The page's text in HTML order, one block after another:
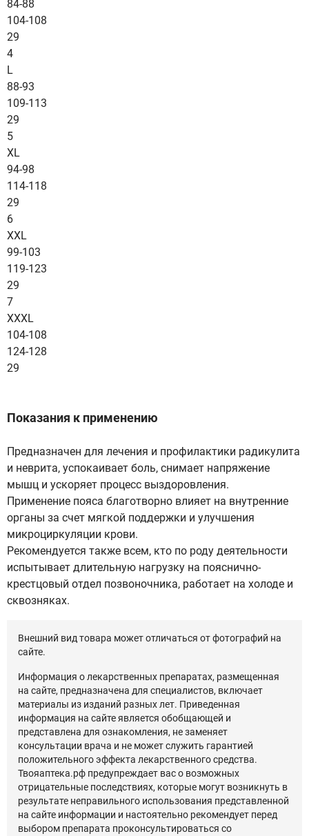
84-88
104-108
29
4
L
88-93
109-113
29
5
XL
94-98
114-118
29
6
XXL
99-103
119-123
29
7
XXXL
104-108
124-128
29
Показания к применению
Предназначен для лечения и профилактики радикулита
и неврита, успокаивает боль, снимает напряжение
мышц и ускоряет процесс выздоровления.
Применение пояса благотворно влияет на внутренние
органы за счет мягкой поддержки и улучшения
микроциркуляции крови.
Рекомендуется также всем, кто по роду деятельности
испытывает длительную нагрузку на пояснично-
крестцовый отдел позвоночника, работает на холоде и
сквозняках.
Внешний вид товара может отличаться от фотографий на
сайте.
Информация о лекарственных препаратах, размещенная
на сайте, предназначена для специалистов, включает
материалы из изданий разных лет. Приведенная
информация на сайте является обобщающей и
представлена для ознакомления, не заменяет
консультации врача и не может служить гарантией
положительного эффекта лекарственного средства.
Твояаптека.рф предупреждает вас о возможных
отрицательные последствиях, которые могут возникнуть в
результате неправильного использования представленной
на сайте информации и настоятельно рекомендует перед
выбором препарата проконсультироваться со